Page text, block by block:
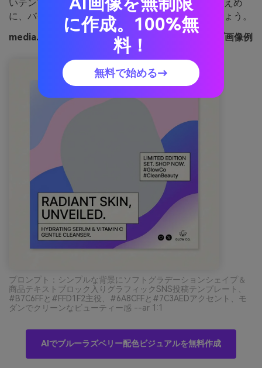
いテンプレートに最適。コツ：グラデーションは控えめ
に、バイオレットは見出しの対比色として使いましょう。
media.ioで生成されたコットンキャンディウェーブ画像例
プロンプト：シンプルな背景にソフトグラデーションシェイプ＆
商品テキストブロック入りグラフィックSNS投稿テンプレート、
#B7C6FFと#FFD1F2主役、#6A8CFFと#7C3AEDアクセント、モ
ダンでクリーンなビューティー感 --ar 1:1
AIでブルーラズベリー配色ビジュアルを無料作成
に作成。100%無
料！
無料で始める→